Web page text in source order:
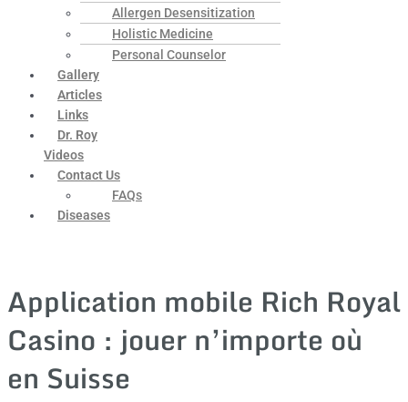
Allergen Desensitization
Holistic Medicine
Personal Counselor
Gallery
Articles
Links
Dr. Roy
Videos
Contact Us
FAQs
Diseases
Application mobile Rich Royal
Casino : jouer n’importe où
en Suisse